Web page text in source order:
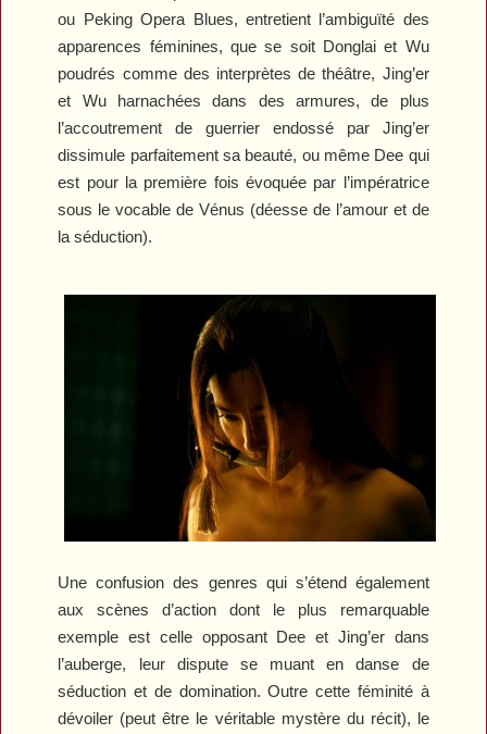
ou Peking Opera Blues, entretient l’ambiguïté des
apparences féminines, que se soit Donglai et Wu
poudrés comme des interprètes de théâtre, Jing’er
et Wu harnachées dans des armures, de plus
l’accoutrement de guerrier endossé par Jing’er
dissimule parfaitement sa beauté, ou même Dee qui
est pour la première fois évoquée par l’impératrice
sous le vocable de Vénus (déesse de l’amour et de
la séduction).
Une confusion des genres qui s’étend également
aux scènes d’action dont le plus remarquable
exemple est celle opposant Dee et Jing’er dans
l’auberge, leur dispute se muant en danse de
séduction et de domination. Outre cette féminité à
dévoiler (peut être le véritable mystère du récit), le